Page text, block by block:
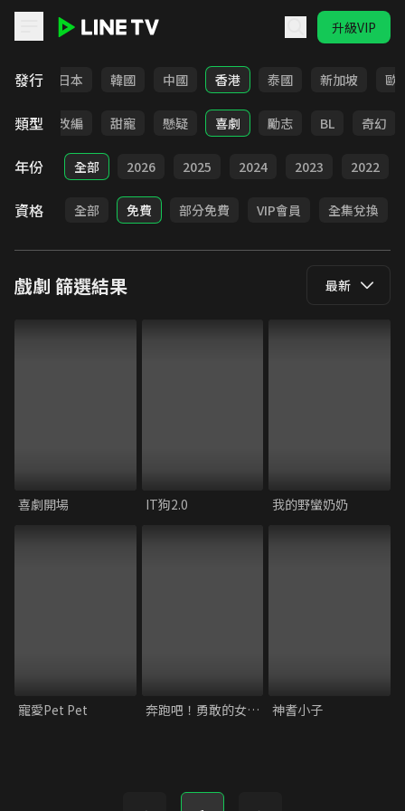
升級VIP
發行
台灣 日本 韓國 中國 香港 泰國 新加坡 歐
類型
都會 改編 甜寵 懸疑 喜劇 勵志 BL 奇幻
年份 全部 2026 2025 2024 2023 2022
資格 全部 免費 部分免費 VIP會員 全集兌換
戲劇 篩選結果 最新
喜劇開場 IT狗2.0 我的野蠻奶奶
寵愛Pet Pet 奔跑吧！勇敢的女人們 神耆小子